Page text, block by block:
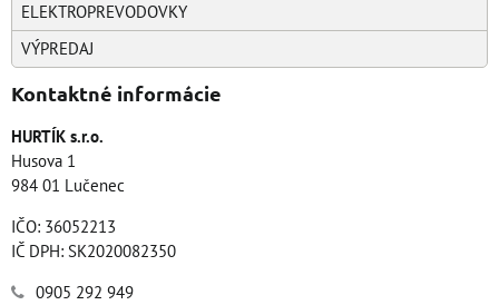
ELEKTROPREVODOVKY
VÝPREDAJ
Kontaktné informácie
HURTÍK s.r.o.
Husova 1
984 01 Lučenec
IČO: 36052213
IČ DPH: SK2020082350
0905 292 949